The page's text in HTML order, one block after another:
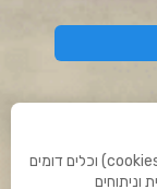
לידיעתכם, באתר זה נעשה שימוש ב"קבצי עוגיות" (cookies) וכלים דומים
וניתוחים